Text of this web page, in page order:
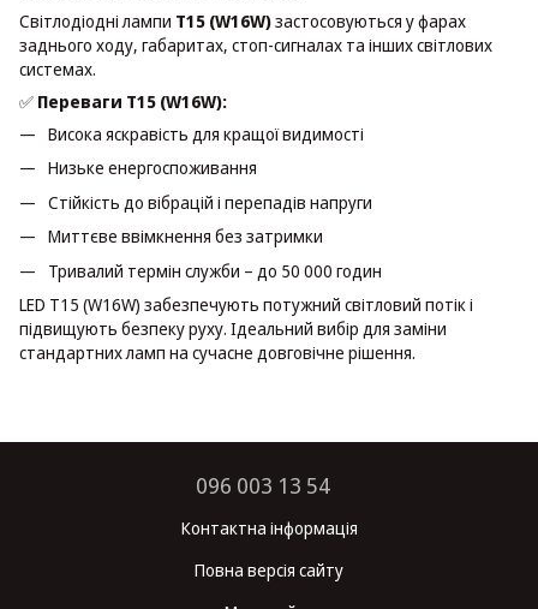
Світлодіодні лампи T15 (W16W)застосовуються у фарах
заднього ходу, габаритах, стоп-сигналах та інших світлових
системах.
✅ Переваги T15 (W16W):
Висока яскравість для кращої видимості
Низьке енергоспоживання
Стійкість до вібрацій і перепадів напруги
Миттєве ввімкнення без затримки
Тривалий термін служби – до 50 000 годин
LED T15 (W16W) забезпечують потужний світловий потік і
підвищують безпеку руху. Ідеальний вибір для заміни
стандартних ламп на сучасне довговічне рішення.
096 003 13 54
Контактна інформація
Повна версія сайту